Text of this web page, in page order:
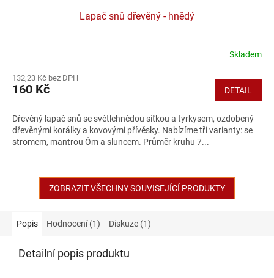
Lapač snů dřevěný - hnědý
Skladem
132,23 Kč bez DPH
160 Kč DETAIL
Dřevěný lapač snů se světlehnědou síťkou a tyrkysem, ozdobený
dřevěnými korálky a kovovými přívěsky. Nabízíme tři varianty: se
stromem, mantrou Óm a sluncem. Průměr kruhu 7...
ZOBRAZIT VŠECHNY SOUVISEJÍCÍ PRODUKTY
Popis Hodnocení (1) Diskuze (1)
Detailní popis produktu